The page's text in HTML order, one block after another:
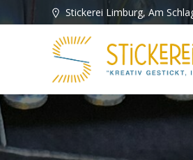
Inhalt
Stickerei Limburg, Am